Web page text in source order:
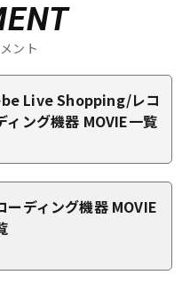
ント
Live Shopping/レコ
ィング機器 MOVIE一覧
ーディング機器 MOVIE